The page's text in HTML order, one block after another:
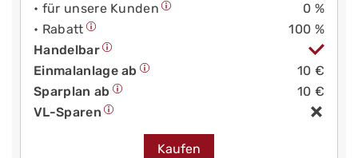
• für unsere Kunden
0 %
• Rabatt
100 %
Handelbar
Einmalanlage ab
10 €
Sparplan ab
10 €
VL-Sparen
Kaufen